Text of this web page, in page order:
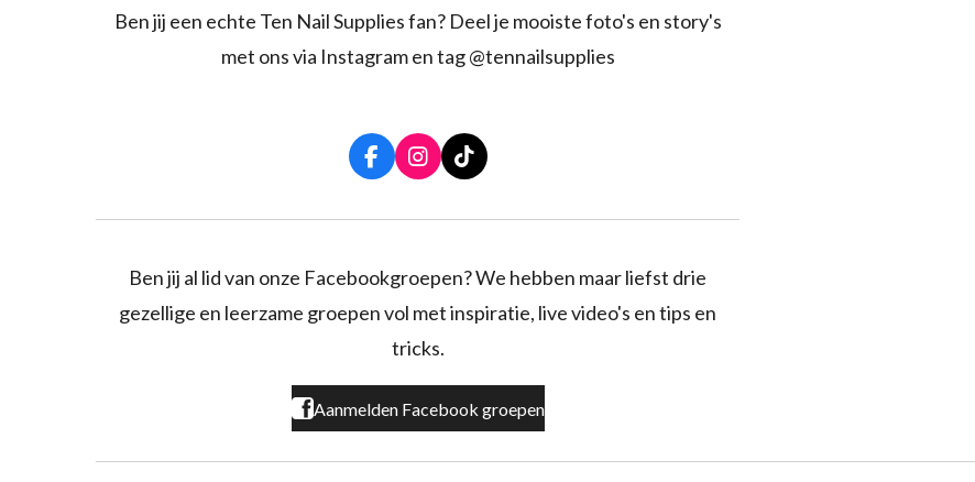
Ben jij een echte Ten Nail Supplies fan? Deel je mooiste foto's en story's
met ons via Instagram en tag @tennailsupplies
F
a
o
k
I
n
r
a
T
i
k
Ben jij al lid van onze Facebookgroepen? We hebben maar liefst drie
gezellige en leerzame groepen vol met inspiratie, live video's en tips en
tricks.
Aanmelden Facebook groepen